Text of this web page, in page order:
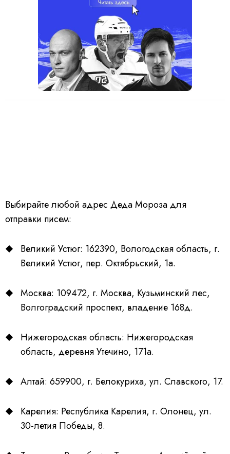
Выбирайте любой адрес Деда Мороза для
отправки писем:
Великий Устюг: 162390, Вологодская область, г.
Великий Устюг, пер. Октябрьский, 1а.
Москва: 109472, г. Москва, Кузьминский лес,
Волгоградский проспект, владение 168д.
Нижегородская область: Нижегородская
область, деревня Утечино, 171а.
Алтай: 659900, г. Белокуриха, ул. Славского, 17.
Карелия: Республика Карелия, г. Олонец, ул.
30-летия Победы, 8.